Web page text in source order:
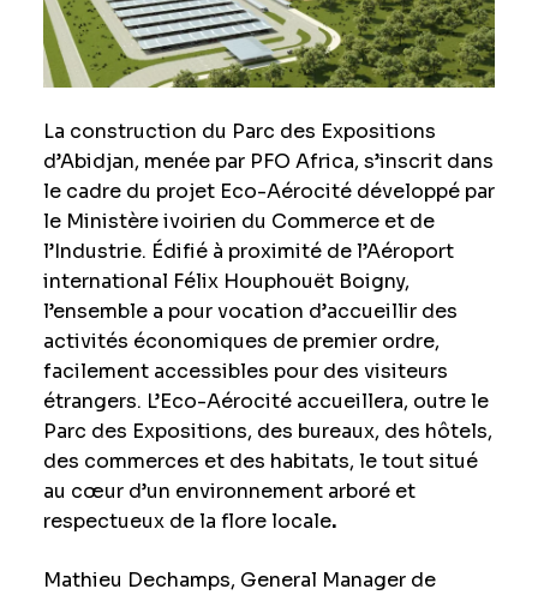
La construction du Parc des Expositions
d’Abidjan, menée par PFO Africa, s’inscrit dans
le cadre du projet Eco-Aérocité développé par
le Ministère ivoirien du Commerce et de
l’Industrie. Édifiéà proximité de l’Aéroport
international Félix Houphouët Boigny,
l’ensemble a pour vocation d’accueillir des
activités économiques de premier ordre,
facilement accessibles pour des visiteurs
étrangers. L’Eco-Aérocité accueillera, outre le
Parc des Expositions, des bureaux, des hôtels,
des commerces et des habitats, le tout situé
au cœur d’un environnement arboré et
respectueux de la flore locale.
Mathieu Dechamps, General Manager de